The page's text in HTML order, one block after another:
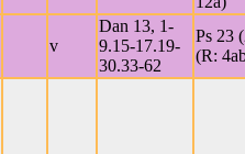
v
Dan 13, 1-
9.15-17.19-
30.33-62
Ps 23
(R: